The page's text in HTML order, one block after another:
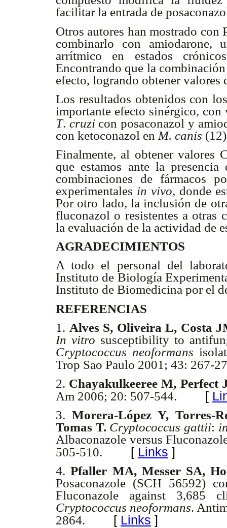
facilitar la entrada de
Otros autores han mostrado
combinarlo con amiodarone,
arrítmico en estados
Encontrando que la
efecto, logrando obtener valores
Los resultados obtenidos con
importante efecto sinérgico,
T. cruzicon posaconazol y
con ketoconazol en M. canis
Finalmente, al obtener valores
que estamos ante la
combinaciones de fármacos
experimentales in vivo, donde
Por otro lado, la inclusión de
fluconazol o resistentes a otras
la evaluación de la actividad de
AGRADECIMIENTOS
A todo el personal del
Instituto de Biología
Instituto de Biomedicina por el
REFERENCIAS
1. Alves S, Oliveira L, Costa
In vitro susceptibility to
Cryptococcus neoformans
Trop Sao Paulo 2001; 43: 267-
2. Chayakulkeeree M, Perfect
Am 2006; 20: 507-544. [
3. Morera-López Y, Torres-
Tomas T. Cryptococcus gattii:
Albaconazole versus
505-510. [ Links ]
4.Pfaller MA, Messer SA,
Posaconazole (SCH 56592)
Fluconazole against 3,685
Cryptococcus neoformans.
2864. [ Links ]